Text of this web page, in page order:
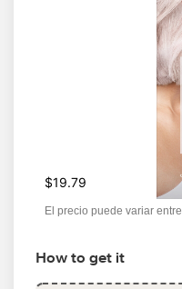
$19.79
El precio puede variar
How to get it